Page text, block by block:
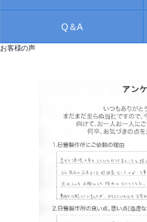
Q＆A
お客様の声